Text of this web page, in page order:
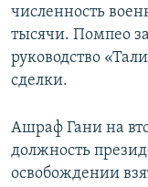
численность
тысячи. Помпео
руководство
сделки.
Ашраф Гани на
должность
освобождении